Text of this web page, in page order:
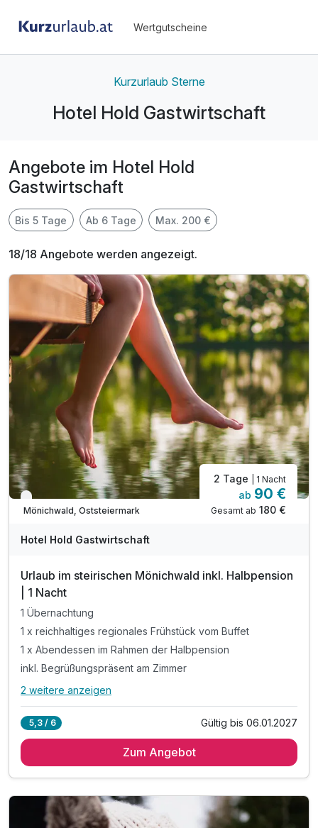
Wertgutscheine
Kurzurlaub Sterne
Hotel Hold Gastwirtschaft
Angebote im Hotel Hold
Gastwirtschaft
Bis 5 Tage Ab 6 Tage Max. 200 €
18/18 Angebote werden angezeigt.
Verfügbar bis Januar
Mönichwald, Oststeiermark
2 Tage | 1 Nacht
ab 90 €
Gesamt ab 180 €
Hotel Hold Gastwirtschaft
Urlaub im steirischen Mönichwald inkl. Halbpension
| 1 Nacht
1 Übernachtung
1 x reichhaltiges regionales Frühstück vom Buffet
1 x Abendessen im Rahmen der Halbpension
inkl. Begrüßungspräsent am Zimmer
Alle Inklusivleistungen
1 x reichhaltiges regionales Frühstück vom Buffet
inkl. GenussCard - der Mehrwert für Ihren Urlaub!*
2 weitere anzeigen
5,3 / 6 Gültig bis 06.01.2027
Zum Angebot